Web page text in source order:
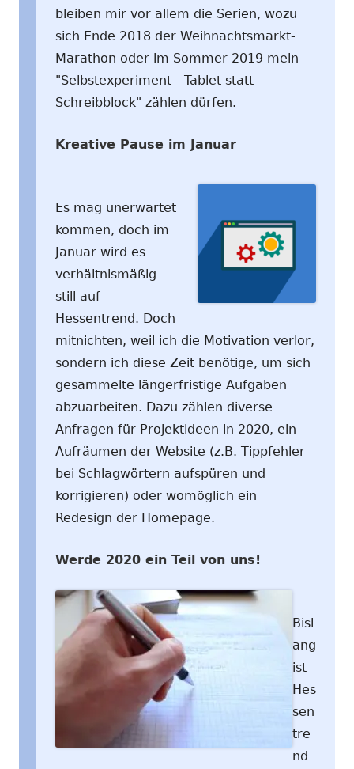
bleiben mir vor allem die Serien, wozu
sich Ende 2018 der Weihnachtsmarkt-
Marathon oder im Sommer 2019 mein
"Selbstexperiment - Tablet statt
Schreibblock" zählen dürfen.
Kreative Pause im Januar
Es mag unerwartet
kommen, doch im
Januar wird es
verhältnismäßig
still auf
Hessentrend. Doch
mitnichten, weil ich die Motivation verlor,
sondern ich diese Zeit benötige, um sich
gesammelte längerfristige Aufgaben
abzuarbeiten. Dazu zählen diverse
Anfragen für Projektideen in 2020, ein
Aufräumen der Website (z.B. Tippfehler
bei Schlagwörtern aufspüren und
korrigieren) oder womöglich ein
Redesign der Homepage.
Werde 2020 ein Teil von uns!
Bisl
ang
ist
Hes
sen
tre
nd